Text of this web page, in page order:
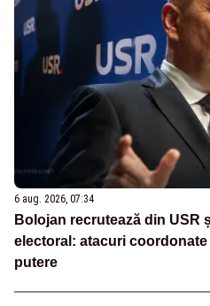
6 aug. 2026, 07:34
Bolojan recrutează din USR
electoral: atacuri
putere